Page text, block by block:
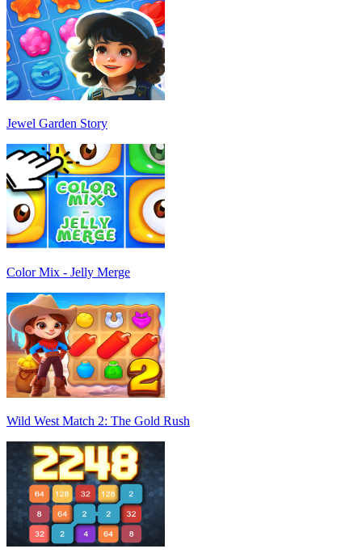
Jewel Garden Story
Color Mix - Jelly Merge
Wild West Match 2: The Gold Rush